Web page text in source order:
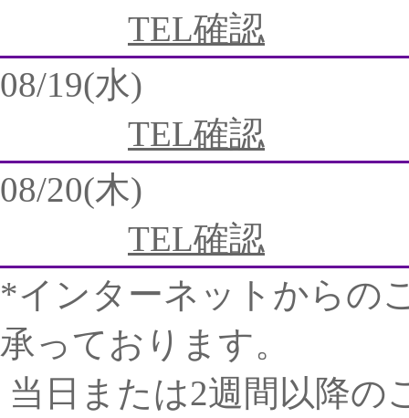
TEL確認
08/19(水)
TEL確認
08/20(木)
TEL確認
*インターネットからの
承っております。
当日または2週間以降の